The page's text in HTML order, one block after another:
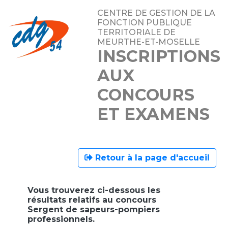
CENTRE DE GESTION DE LA
FONCTION PUBLIQUE
TERRITORIALE DE
MEURTHE-ET-MOSELLE
INSCRIPTIONS
AUX
CONCOURS
ET EXAMENS
Retour à la page d'accueil
Vous trouverez ci-dessous les
résultats relatifs au concours
Sergent de sapeurs-pompiers
professionnels.